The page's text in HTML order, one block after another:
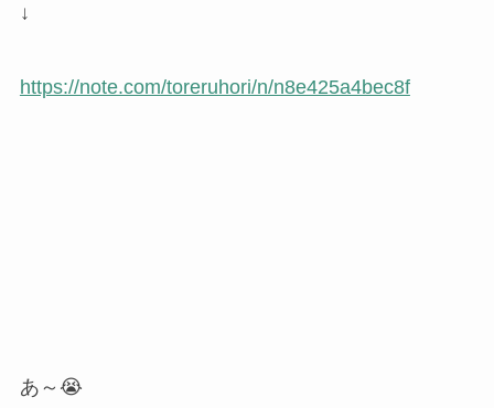
↓
https://note.com/toreruhori/n/n8e425a4bec8f
あ～😭